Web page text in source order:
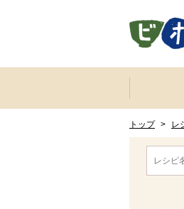
ここからサイト内共通メニューです。
サイト内共通メニューをスキップする
トップ > レ
ここから
消費材検
ここから